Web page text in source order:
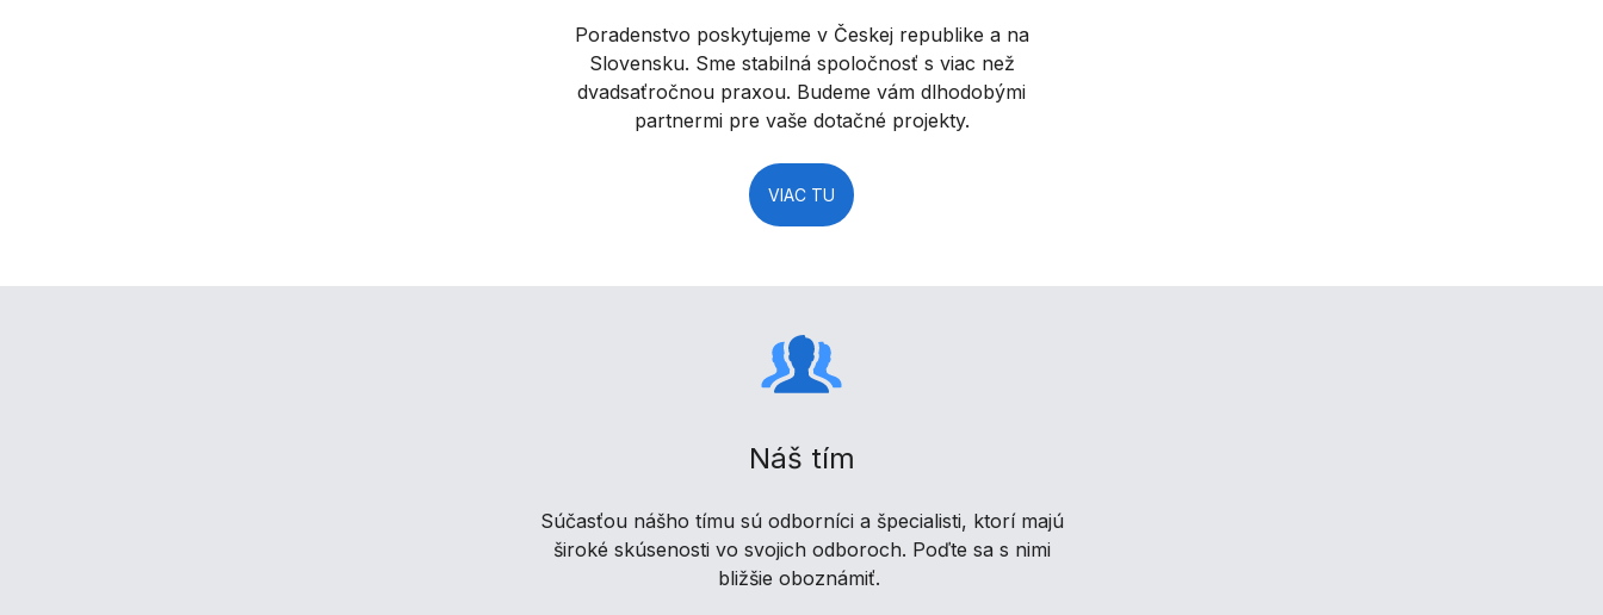
Poradenstvo poskytujeme v Českej republike a na
Slovensku. Sme stabilná spoločnosť s viac než
dvadsaťročnou praxou. Budeme vám dlhodobými
partnermi pre vaše dotačné projekty.
VIAC TU
Náš tím
Súčasťou nášho tímu sú odborníci a špecialisti, ktorí majú
široké skúsenosti vo svojich odboroch. Poďte sa s nimi
bližšie oboznámiť.